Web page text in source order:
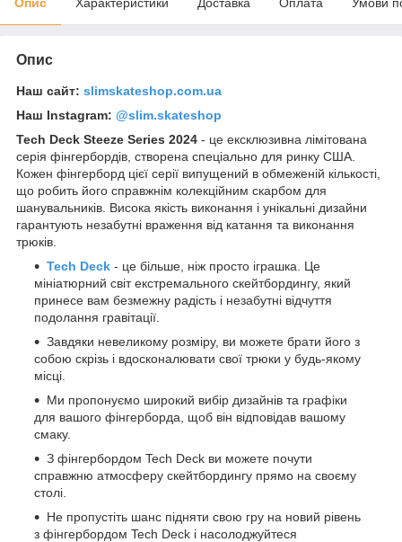
Опис
Наш сайт: slimskateshop.com.ua
Наш Instagram: @slim.skateshop
Tech Deck Steeze Series 2024 - це ексклюзивна лімітована
серія фінгербордів, створена спеціально для ринку США.
Кожен фінгерборд цієї серії випущений в обмеженій кількості,
що робить його справжнім колекційним скарбом для
шанувальників. Висока якість виконання і унікальні дизайни
гарантують незабутні враження від катання та виконання
трюків.
Tech Deck - це більше, ніж просто іграшка. Це
мініатюрний світ екстремального скейтбордингу, який
принесе вам безмежну радість і незабутні відчуття
подолання гравітації.
Завдяки невеликому розміру, ви можете брати його з
собою скрізь і вдосконалювати свої трюки у будь-якому
місці.
Ми пропонуємо широкий вибір дизайнів та графіки
для вашого фінгерборда, щоб він відповідав вашому
смаку.
З фінгербордом Tech Deck ви можете почути
справжню атмосферу скейтбордингу прямо на своєму
столі.
Не пропустіть шанс підняти свою гру на новий рівень
з фінгербордом Tech Deck і насолоджуйтеся